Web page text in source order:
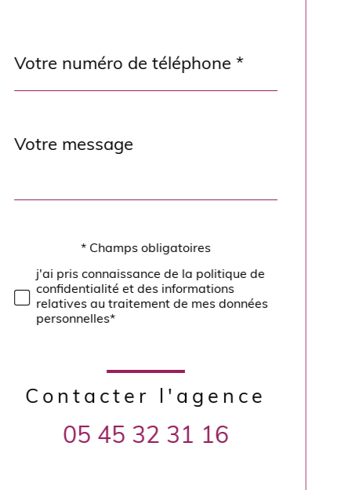
*
Fieldset
Message
*
Validation* Champs obligatoires
j'ai pris connaissance de la politique de
confidentialité et des informations
relatives au traitement de mes données
personnelles*
Contacter l'agence
05 45 32 31 16